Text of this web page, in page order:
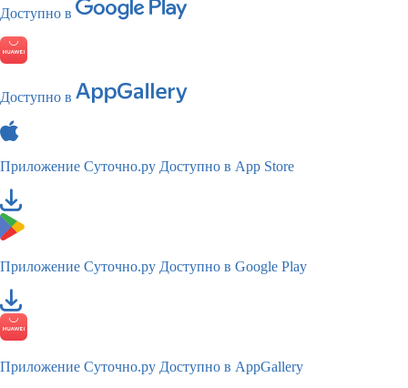
Доступно в
Доступно в
Приложение Суточно.ру Доступно в App Store
Приложение Суточно.ру Доступно в Google Play
Приложение Суточно.ру Доступно в AppGallery